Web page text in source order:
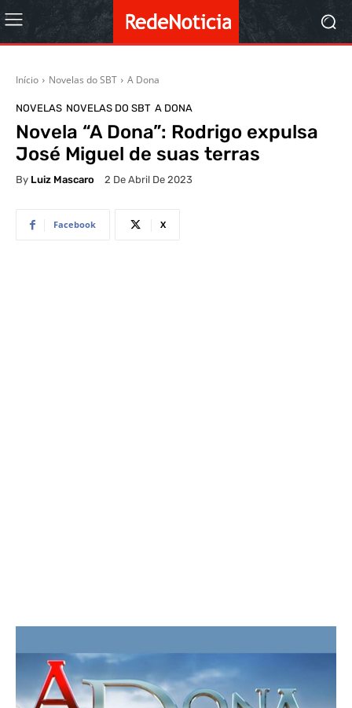
Início Novelas do SBT A Dona
NOVELAS NOVELAS DO SBT A DONA
Novela “A Dona”: Rodrigo expulsa
José Miguel de suas terras
By Luiz Mascaro 2 De Abril De 2023
Facebook X